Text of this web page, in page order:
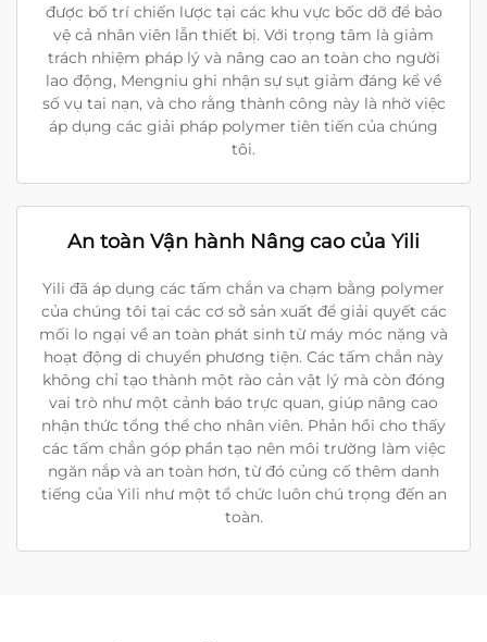
được bố trí chiến lược tại các khu vực bốc dỡ để bảo
vệ cả nhân viên lẫn thiết bị. Với trọng tâm là giảm
trách nhiệm pháp lý và nâng cao an toàn cho người
lao động, Mengniu ghi nhận sự sụt giảm đáng kể về
số vụ tai nạn, và cho rằng thành công này là nhờ việc
áp dụng các giải pháp polymer tiên tiến của chúng
tôi.
An toàn Vận hành Nâng cao của Yili
Yili đã áp dụng các tấm chắn va chạm bằng polymer
của chúng tôi tại các cơ sở sản xuất để giải quyết các
mối lo ngại về an toàn phát sinh từ máy móc nặng và
hoạt động di chuyển phương tiện. Các tấm chắn này
không chỉ tạo thành một rào cản vật lý mà còn đóng
vai trò như một cảnh báo trực quan, giúp nâng cao
nhận thức tổng thể cho nhân viên. Phản hồi cho thấy
các tấm chắn góp phần tạo nên môi trường làm việc
ngăn nắp và an toàn hơn, từ đó củng cố thêm danh
tiếng của Yili như một tổ chức luôn chú trọng đến an
toàn.